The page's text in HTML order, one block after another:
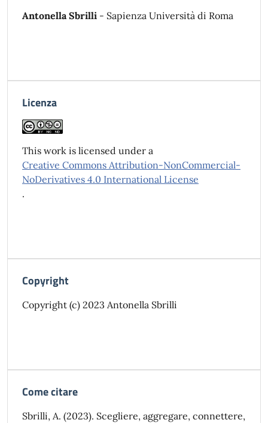
Antonella Sbrilli - Sapienza Università di Roma
Licenza
This work is licensed under a
Creative Commons Attribution-NonCommercial-
NoDerivatives 4.0 International License
.
Copyright
Copyright (c) 2023 Antonella Sbrilli
Come citare
Sbrilli, A. (2023). Scegliere, aggregare, connettere,